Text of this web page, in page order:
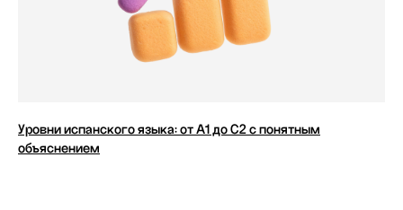
Уровни испанского языка: от А1 до С2 с понятным
объяснением